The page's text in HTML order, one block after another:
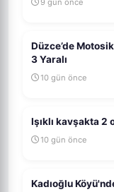
9 gün önce
Düzce’de
3 Yaralı
10 gün önce
Işıklı kavşakta 2
10 gün önce
Kadıoğlu